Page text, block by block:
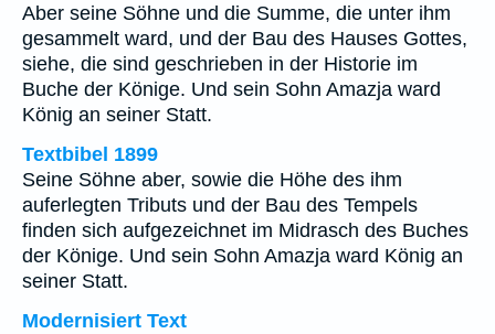
Aber seine Söhne und die Summe, die unter ihm
gesammelt ward, und der Bau des Hauses Gottes,
siehe, die sind geschrieben in der Historie im
Buche der Könige. Und sein Sohn Amazja ward
König an seiner Statt.
Textbibel 1899
Seine Söhne aber, sowie die Höhe des ihm
auferlegten Tributs und der Bau des Tempels
finden sich aufgezeichnet im Midrasch des Buches
der Könige. Und sein Sohn Amazja ward König an
seiner Statt.
Modernisiert Text